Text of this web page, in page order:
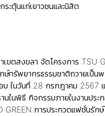
ะตุ้นแก่เยาวชนและนิสิต
ขตสงขลา จัดโครงการ
ทรัพยากรธรรมชาติถวายเป็น
ในวันที่ 28 กรกฎาคม 2567
นในพิธี กิจกรรมภายในงานป
GREEN การประกวดแฟชั่นรั